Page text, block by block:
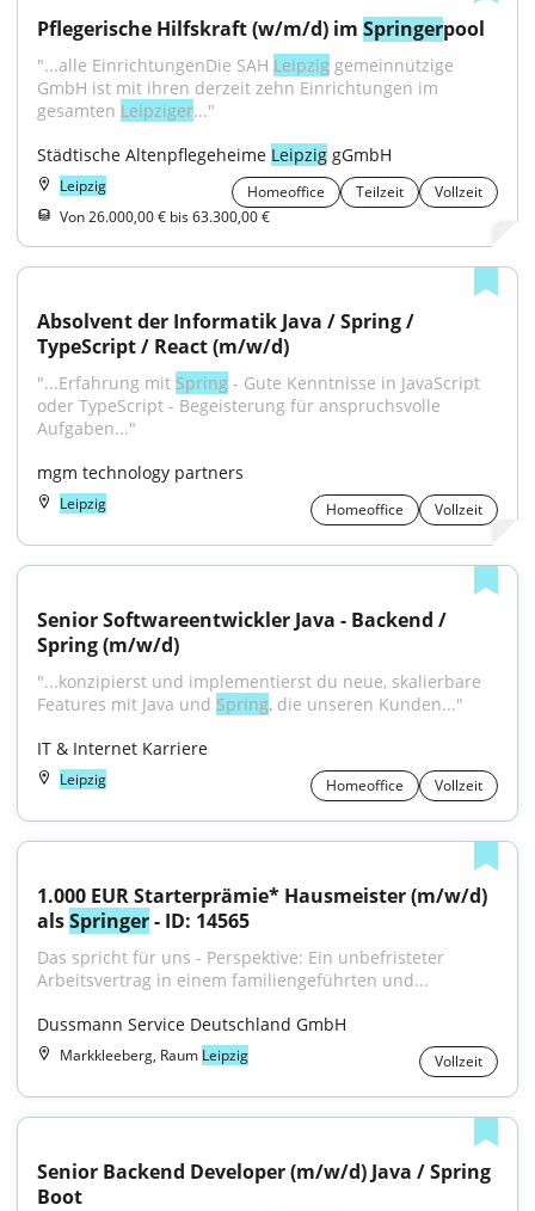
Pflegerische Hilfskraft (w/m/d) im Springerpool
"...alle EinrichtungenDie SAH Leipzig gemeinnützige
GmbH ist mit ihren derzeit zehn Einrichtungen im
gesamten Leipziger..."
Städtische Altenpflegeheime Leipzig gGmbH
Leipzig Homeoffice Teilzeit
Vollzeit
Von 26.000,00 € bis 63.300,00 €
Absolvent der Informatik Java / Spring /
TypeScript / React (m/w/d)
"...Erfahrung mit Spring - Gute Kenntnisse in JavaScript
oder TypeScript - Begeisterung für anspruchsvolle
Aufgaben..."
mgm technology partners
Leipzig Homeoffice Vollzeit
Senior Softwareentwickler Java - Backend /
Spring (m/w/d)
"...konzipierst und implementierst du neue, skalierbare
Features mit Java und Spring, die unseren Kunden..."
IT & Internet Karriere
Leipzig Homeoffice Vollzeit
1.000 EUR Starterprämie* Hausmeister (m/w/d)
als Springer - ID: 14565
Das spricht für uns - Perspektive: Ein unbefristeter
Arbeitsvertrag in einem familiengeführten und...
Dussmann Service Deutschland GmbH
Markkleeberg, Raum Leipzig Vollzeit
Senior Backend Developer (m/w/d) Java / Spring
Boot